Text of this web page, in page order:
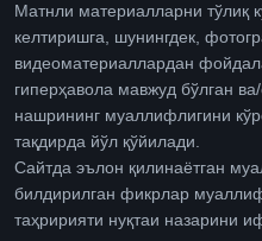
Матнли материалларни тўлиқ
келтиришга, шунингдек,
видеоматериаллардан
гиперҳавола мавжуд бўлган
нашрининг муаллифлигини
тақдирда йўл қўйилади.
Сайтда эълон қилинаётган
билдирилган фикрлар
таҳририяти нуқтаи назарини